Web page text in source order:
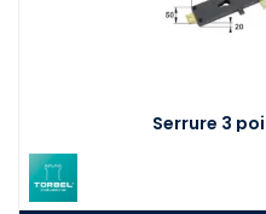
Serrure 3